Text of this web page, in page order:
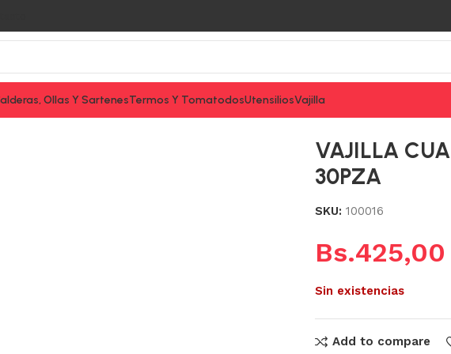
Ollas Y SartenesTermos Y TomatodosUtensiliosVajilla
VAJILLA
30PZA
SKU: 100016
Bs.425,00
Sin existencias
Add to compare